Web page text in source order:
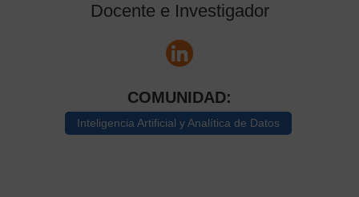
Docente e Investigador
COMUNIDAD:
Inteligencia Artificial y Analítica de Datos